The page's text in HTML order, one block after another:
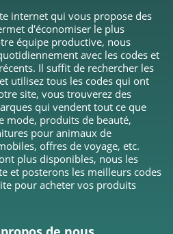
4.2
internet qui vous propose des
d'économiser le plus
équipe productive, nous
avec les codes et
Il suffit de rechercher les
utilisez tous les codes qui ont
site, vous trouverez des
qui vendent tout ce que
mode, produits de beauté,
pour animaux de
offres de voyage, etc.
plus disponibles, nous les
et posterons les meilleurs codes
pour acheter vos produits